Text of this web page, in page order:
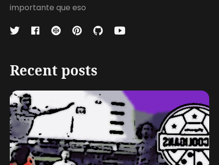
importante que eso
Recent posts